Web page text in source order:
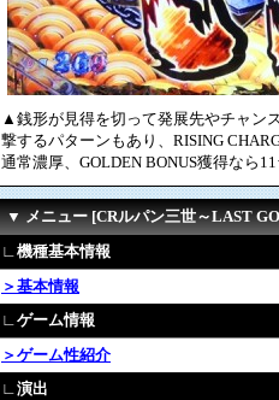
▲銭形が見得を切って発展先やチャン
撃するパターンもあり、RISING
通常濃厚、GOLDEN BONUS獲得なら
▼ メニュー [CRルパン三世～LAST
∟機種基本情報
＞基本情報
∟ゲーム情報
＞ゲーム性紹介
∟演出